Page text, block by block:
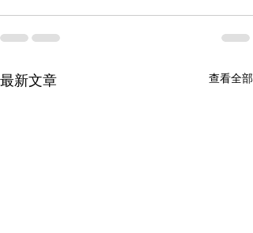
最新文章 查看全部